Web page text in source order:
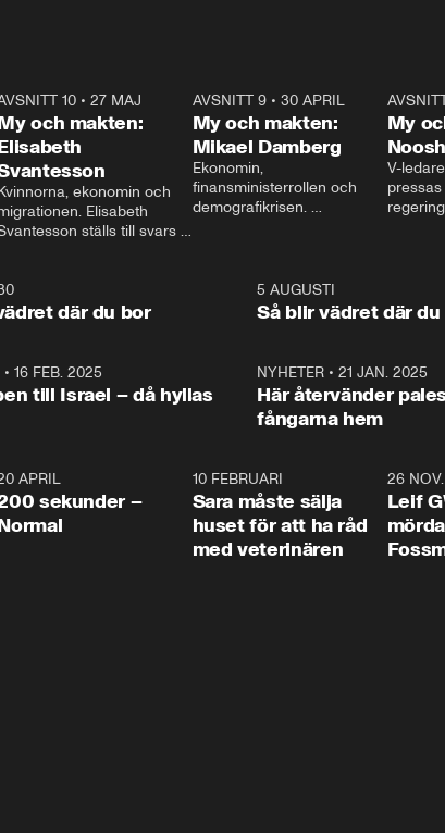
10 •27 MAJ
och makten:
ekonomin och
Elisabeth
ställs till svars
AVSNITT 9• 30 APRIL
My och makten:
Mikael Damberg
Ekonomin,
finansministerrollen och
demografikrisen.
och Makten.
My
V-
– Vi
vara
1:06
där du bor
5 AUGUSTI
Så blir vädret där
• 16 FEB. 2025
till Israel – då hyllas
NYHETER •21 JAN. 2025
Här återvänder
fångarna hem
APRIL
sekunder –
10 FEBRUARI
Sara måste sälja
huset för att ha råd
med veterinären
26
Leif